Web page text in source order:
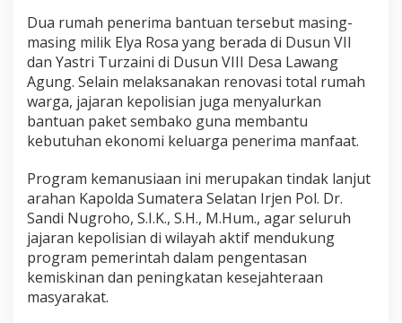
u
m
h
Dua rumah penerima bantuan tersebut masing-
masing milik Elya Rosa yang berada di Dusun VII
dan Yastri Turzaini di Dusun VIII Desa Lawang
Agung. Selain melaksanakan renovasi total rumah
warga, jajaran kepolisian juga menyalurkan
bantuan paket sembako guna membantu
kebutuhan ekonomi keluarga penerima manfaat.
Program kemanusiaan ini merupakan tindak lanjut
arahan Kapolda Sumatera Selatan Irjen Pol. Dr.
Sandi Nugroho, S.I.K., S.H., M.Hum., agar seluruh
jajaran kepolisian di wilayah aktif mendukung
program pemerintah dalam pengentasan
kemiskinan dan peningkatan kesejahteraan
masyarakat.